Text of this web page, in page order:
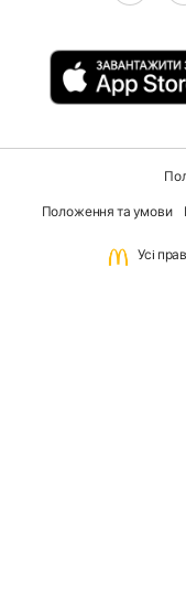
Положення та умови
Усi